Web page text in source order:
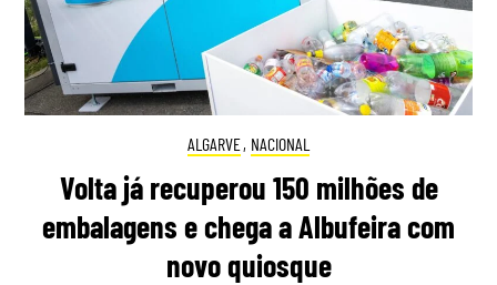
ALGARVE, NACIONAL
Volta já recuperou 150 milhões de
embalagens e chega a Albufeira com
novo quiosque